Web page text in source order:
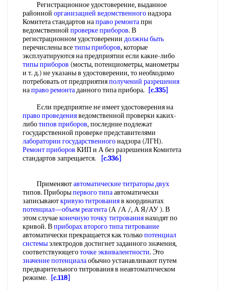
Регистрационное удостоверение, выданное
районной организацией ведомственногонадзора
Комитета стандартов направо ремонтапрн
ведомственной проверке приборов. В
регистрационном удостоверении должны быть
перечислены всетипы приборов, которые
эксплуатируются на предприятии если какие-либо
типы приборов (мосты, потенциометры, манометры
и т. д.) не указаны в удостоверении, то необходимо
потребовать от предприятияполучений разрешения
направо ремонтаданного типа прибора.
[c.335]
Если предприятие не имеет удостоверения на
право проведенияведомственной проверки каких-
либотипов приборов, последние подлежат
государственной проверке представителями
лаборатории государственногонадзора (ЛГН).
Ремонт приборов КИП и А без разрешения Комитета
стандартов запрещается.
[c.336]
Применяютавтоматические титраторыдвух
типов. Приборыпервого типаавтоматически
записываюткривую титрованияв координатах
потенциал—объем реагента (А /А /, А Я/АУ ). В
этом случаеконечную точку титрованиянаходят по
кривой. Вприборах второготипа титрование
автоматически прекращается как толькопотенциал
системыэлектродов достигнет заданного значения,
соответствующеготочке эквивалентности. Это
значение потенциалаобычно устанавливают путем
предварительного титрования в неавтоматическом
режиме.
[c.118]